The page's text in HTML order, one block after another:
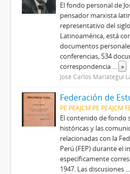
El fondo personal de
pensador marxista
representativo del
Latinoamérica, está
documentos
conferencias, 534
correspondencia ... »
José Carlos Mariátegui
PE PEAJCM PE PEAJCM
El contenido de fondo
históricas y las
relacionadas con la
Perú (FEP) durante el
específicamente
1947. Las discusiones ...